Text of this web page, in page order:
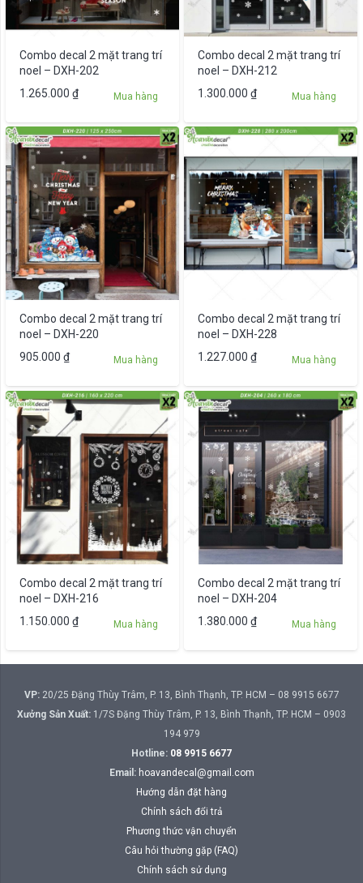
Combo decal 2 mặt trang trí
noel – DXH-202
1.265.000 ₫ Mua hàng
Combo decal 2 mặt trang trí
noel – DXH-212
1.300.000 ₫ Mua hàng
Combo decal 2 mặt trang trí
noel – DXH-220
905.000 ₫ Mua hàng
Combo decal 2 mặt trang trí
noel – DXH-228
1.227.000 ₫ Mua hàng
Combo decal 2 mặt trang trí
noel – DXH-216
1.150.000 ₫ Mua hàng
Combo decal 2 mặt trang trí
noel – DXH-204
1.380.000 ₫ Mua hàng
VP:20/25 Đặng Thùy Trâm, P. 13, Bình Thạnh, TP. HCM – 08 9915 6677
Xưởng Sản Xuất: 1/7S Đặng Thùy Trâm, P. 13, Bình Thạnh, TP. HCM – 0903
194 979
Hotline: 08 9915 6677
Email: hoavandecal@gmail.com
Hướng dẫn đặt hàng
Chính sách đổi trả
Phương thức vận chuyển
Câu hỏi thường gặp (FAQ)
Chính sách sử dụng